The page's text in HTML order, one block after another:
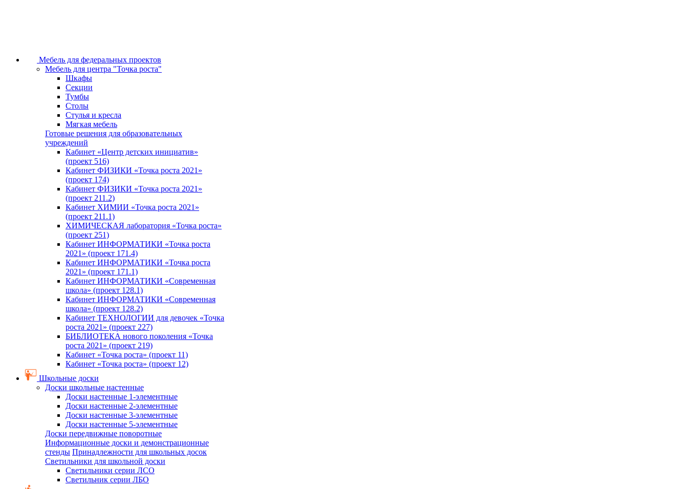
Мебель для федеральных проектов
Мебель для центра "Точка роста"
Шкафы
Секции
Тумбы
Столы
Стулья и кресла
Мягкая мебель
Готовые решения для образовательных
учреждений
Кабинет «Центр детских инициатив»
(проект 516)
Кабинет ФИЗИКИ «Точка роста 2021»
(проект 174)
Кабинет ФИЗИКИ «Точка роста 2021»
(проект 211.2)
Кабинет ХИМИИ «Точка роста 2021»
(проект 211.1)
ХИМИЧЕСКАЯ лаборатория «Точка роста»
(проект 251)
Кабинет ИНФОРМАТИКИ «Точка роста
2021» (проект 171.4)
Кабинет ИНФОРМАТИКИ «Точка роста
2021» (проект 171.1)
Кабинет ИНФОРМАТИКИ «Современная
школа» (проект 128.1)
Кабинет ИНФОРМАТИКИ «Современная
школа» (проект 128.2)
Кабинет ТЕХНОЛОГИИ для девочек «Точка
роста 2021» (проект 227)
БИБЛИОТЕКА нового поколения «Точка
роста 2021» (проект 219)
Кабинет «Точка роста» (проект 11)
Кабинет «Точка роста» (проект 12)
Школьные доски
Доски школьные настенные
Доски настенные 1-элементные
Доски настенные 2-элементные
Доски настенные 3-элементные
Доски настенные 5-элементные
Доски передвижные поворотные
Информационные доски и демонстрационные
стенды Принадлежности для школьных досок
Светильники для школьной доски
Светильники серии ЛСО
Светильник серии ЛБО